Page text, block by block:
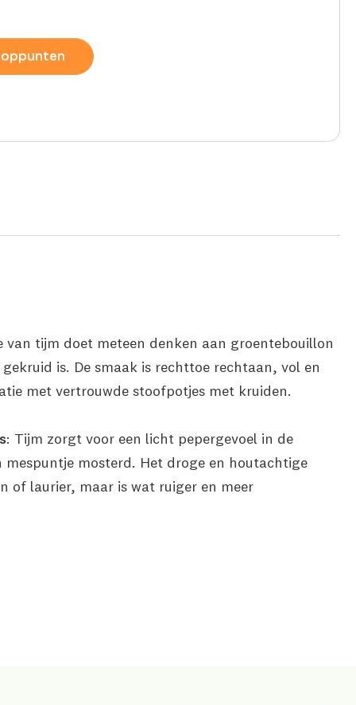
van tijm doet meteen denken aan groentebouillon
is. De smaak is rechttoe rechtaan, vol en
met vertrouwde stoofpotjes met kruiden.
: Tijm zorgt voor een licht pepergevoel in de
mosterd. Het droge en houtachtige
of laurier, maar is wat ruiger en meer